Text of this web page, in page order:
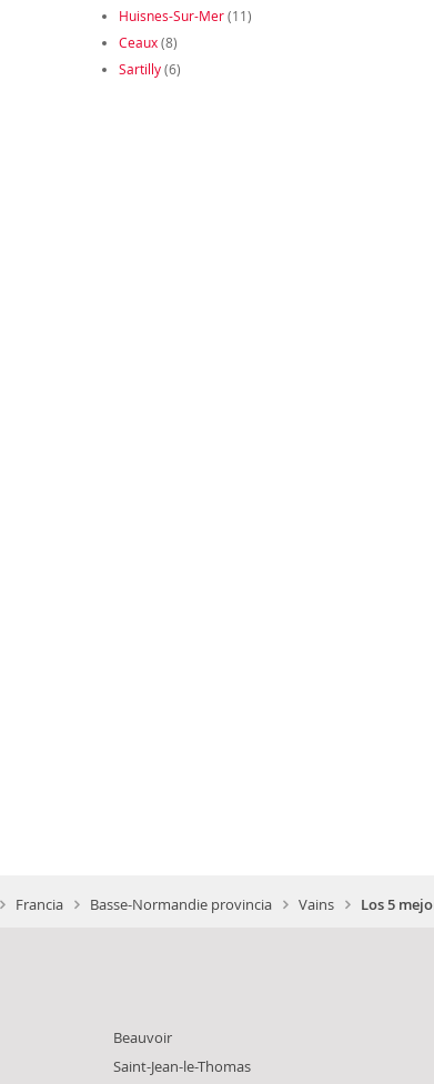
Huisnes-Sur-Mer(11)
Ceaux(8)
Sartilly(6)
Francia Basse-Normandie provincia Vains Los 5
Beauvoir
Saint-Jean-le-Thomas